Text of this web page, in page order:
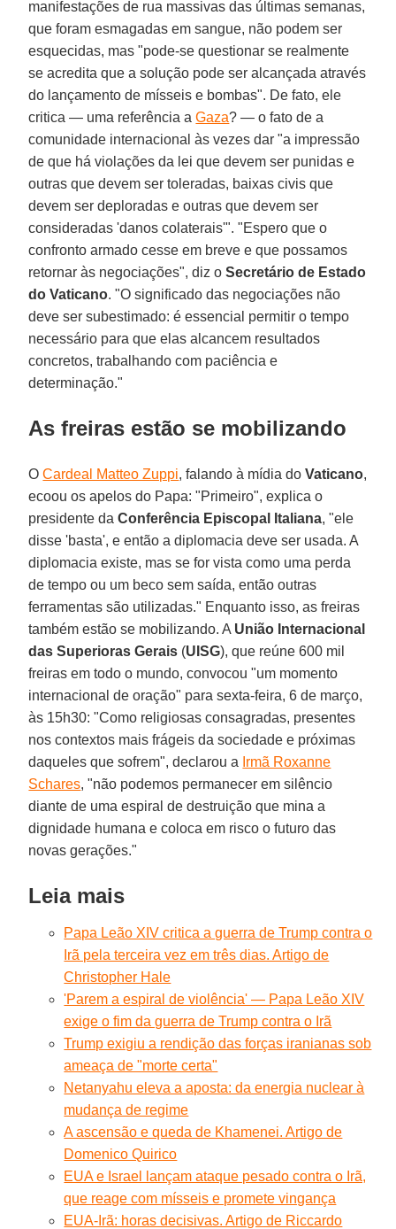
manifestações de rua massivas das últimas semanas,
que foram esmagadas em sangue, não podem ser
esquecidas, mas "pode-se questionar se realmente
se acredita que a solução pode ser alcançada através
do lançamento de mísseis e bombas". De fato, ele
critica — uma referência aGaza? — o fato de a
comunidade internacional às vezes dar "a impressão
de que há violações da lei que devem ser punidas e
outras que devem ser toleradas, baixas civis que
devem ser deploradas e outras que devem ser
consideradas 'danos colaterais'". "Espero que o
confronto armado cesse em breve e que possamos
retornar às negociações", diz oSecretário de Estado
do Vaticano. "O significado das negociações não
deve ser subestimado: é essencial permitir o tempo
necessário para que elas alcancem resultados
concretos, trabalhando com paciência e
determinação."
As freiras estão se mobilizando
OCardeal Matteo Zuppi, falando à mídia doVaticano,
ecoou os apelos do Papa: "Primeiro", explica o
presidente daConferência Episcopal Italiana, "ele
disse 'basta', e então a diplomacia deve ser usada. A
diplomacia existe, mas se for vista como uma perda
de tempo ou um beco sem saída, então outras
ferramentas são utilizadas." Enquanto isso, as freiras
também estão se mobilizando. A União Internacional
das Superioras Gerais (UISG), que reúne 600 mil
freiras em todo o mundo, convocou "um momento
internacional de oração" para sexta-feira, 6 de março,
às 15h30: "Como religiosas consagradas, presentes
nos contextos mais frágeis da sociedade e próximas
daqueles que sofrem", declarou a Irmã Roxanne
Schares, "não podemos permanecer em silêncio
diante de uma espiral de destruição que mina a
dignidade humana e coloca em risco o futuro das
novas gerações."
Leia mais
Papa Leão XIV critica a guerra de Trump contra o
Irã pela terceira vez em três dias. Artigo de
Christopher Hale
'Parem a espiral de violência' — Papa Leão XIV
exige o fim da guerra de Trump contra o Irã
Trump exigiu a rendição das forças iranianas sob
ameaça de "morte certa"
Netanyahu eleva a aposta: da energia nuclear à
mudança de regime
A ascensão e queda de Khamenei. Artigo de
Domenico Quirico
EUA e Israel lançam ataque pesado contra o Irã,
que reage com mísseis e promete vingança
EUA-Irã: horas decisivas. Artigo de Riccardo